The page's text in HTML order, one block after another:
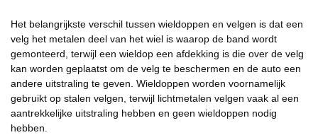
Het belangrijkste verschil tussen wieldoppen en velgen is dat een
velg het metalen deel van het wiel is waarop de band wordt
gemonteerd, terwijl een wieldop een afdekking is die over de velg
kan worden geplaatst om de velg te beschermen en de auto een
andere uitstraling te geven. Wieldoppen worden voornamelijk
gebruikt op stalen velgen, terwijl lichtmetalen velgen vaak al een
aantrekkelijke uitstraling hebben en geen wieldoppen nodig
hebben.